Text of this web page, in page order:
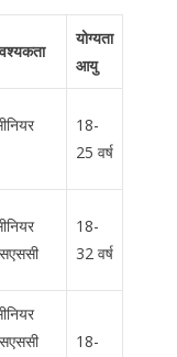
योग्यता
आयु
18-
25 वर्ष
18-
32 वर्ष
18-